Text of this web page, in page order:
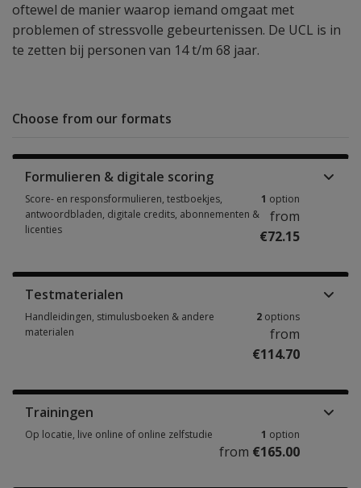
oftewel de manier waarop iemand omgaat met
problemen of stressvolle gebeurtenissen. De UCL is in
te zetten bij personen van 14 t/m 68 jaar.
Choose from our formats
Formulieren & digitale scoring
Score- en responsformulieren, testboekjes,
antwoordbladen, digitale credits, abonnementen &
licenties
1 option
from
€72.15
Testmaterialen
Handleidingen, stimulusboeken & andere
materialen
2 options
from
€114.70
Trainingen
Op locatie, live online of online zelfstudie 1 option
from €165.00